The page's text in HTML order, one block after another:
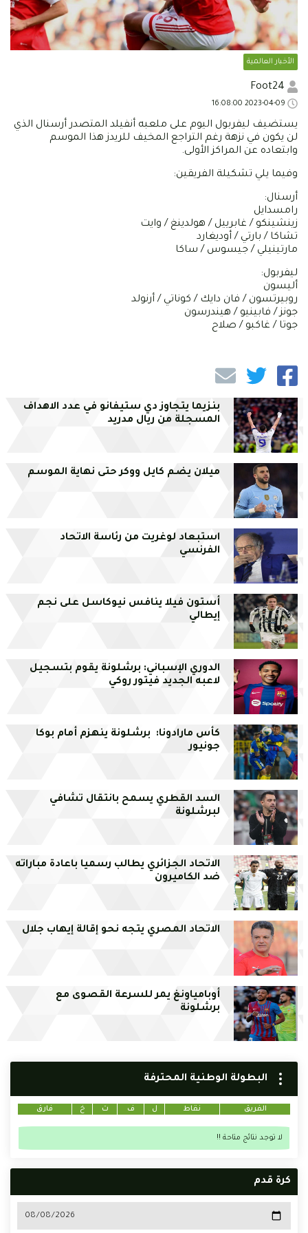
الأخبار العالمية
يستضيف ليفربول اليوم على ملعبه أنفيلد المتصدر أرسنال الذي
لن يكون في نزهة رغم التراجع المخيف للريدز هذا الموسم
وابتعاده عن المراكز الأولى.
وفيما يلي تشكيلة الفريقين:
أرسنال:
رامسدايل
زينشينكو / غابرييل / هولدينغ / وايت
تشاكا / بارتي / أوديغارد
مارتينيلي / جيسوس / ساكا
ليفربول:
أليسون
روبيرتسون / فان دايك / كوناتي / أرنولد
جونز / فابينيو / هيندرسون
جوتا / غاكبو / صلاح
بنزيما يتجاوز دي ستيفانو في عدد الاهداف
المسجلة من ريال مدريد
ميلان يضم كايل ووكر حتى نهاية الموسم
استبعاد لوغريت من رئاسة الاتحاد
الفرنسي
أستون فيلا ينافس نيوكاسل على نجم
إيطالي
الدوري الإسباني: برشلونة يقوم بتسجيل
لاعبه الجديد فيتور روكي
كأس مارادونا: برشلونة ينهزم أمام بوكا
جونيور
السد القطري يسمح بانتقال تشافي
لبرشلونة
الاتحاد الجزائري يطالب رسميا باعادة مباراته
ضد الكاميرون
الاتحاد المصري يتجه نحو إقالة إيهاب جلال
أوبامياونغ يمر للسرعة القصوى مع
برشلونة
البطولة الوطنية المحترفة
الفريق نقاط ل ف ت خ فارق
لا توجد نتائج متاحة !!
كرة قدم